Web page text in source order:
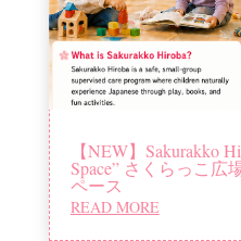
【NEW】Sakurakko
Space” さくらっこ広
ペース
READ MORE